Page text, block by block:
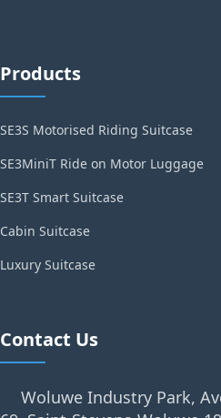
Products
SE3S Motorised Riding Suitcase
SE3MiniT Ride on Motor Luggage
SE3T Smart Suitcase
Cabin Suitcase
Luxury Suitcase
Contact Us
Woluwe Industry Park,